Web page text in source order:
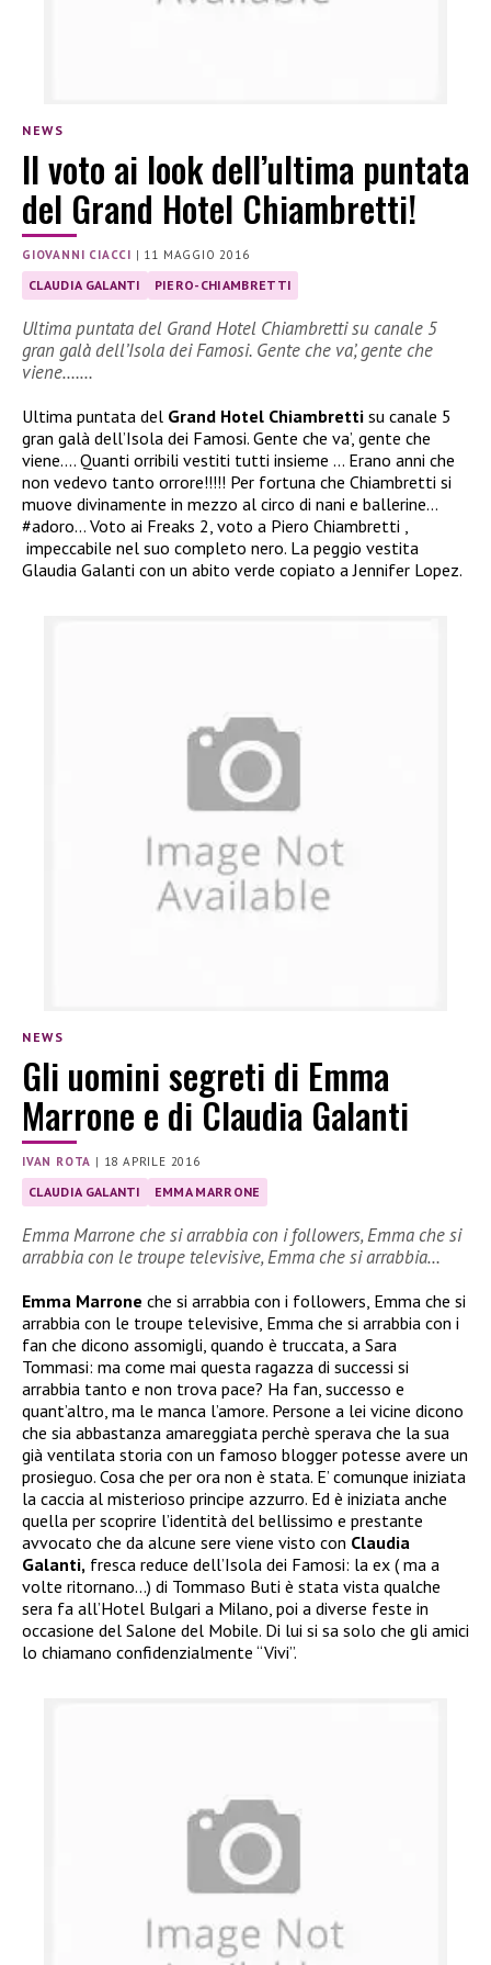
NEWS
Il voto ai look dell’ultima puntata
del Grand Hotel Chiambretti!
GIOVANNI CIACCI | 11 MAGGIO 2016
CLAUDIA GALANTI PIERO-CHIAMBRETTI
Ultima puntata del Grand Hotel Chiambretti su canale 5
gran galà dell’Isola dei Famosi. Gente che va’, gente che
viene….…
Ultima puntata del Grand Hotel Chiambretti su canale 5
gran galà dell’Isola dei Famosi. Gente che va’, gente che
viene…. Quanti orribili vestiti tutti insieme … Erano anni che
non vedevo tanto orrore!!!!! Per fortuna che Chiambretti si
muove divinamente in mezzo al circo di nani e ballerine…
#adoro… Voto ai Freaks 2, voto a Piero Chiambretti ,
impeccabile nel suo completo nero. La peggio vestita
Glaudia Galanti con un abito verde copiato a Jennifer Lopez.
NEWS
Gli uomini segreti di Emma
Marrone e di Claudia Galanti
IVAN ROTA | 18 APRILE 2016
CLAUDIA GALANTI EMMA MARRONE
Emma Marrone che si arrabbia con i followers, Emma che si
arrabbia con le troupe televisive, Emma che si arrabbia…
Emma Marrone che si arrabbia con i followers, Emma che si
arrabbia con le troupe televisive, Emma che si arrabbia con i
fan che dicono assomigli, quando è truccata, a Sara
Tommasi: ma come mai questa ragazza di successi si
arrabbia tanto e non trova pace? Ha fan, successo e
quant’altro, ma le manca l’amore. Persone a lei vicine dicono
che sia abbastanza amareggiata perchè sperava che la sua
già ventilata storia con un famoso blogger potesse avere un
prosieguo. Cosa che per ora non è stata. E’ comunque iniziata
la caccia al misterioso principe azzurro. Ed è iniziata anche
quella per scoprire l’identità del bellissimo e prestante
avvocato che da alcune sere viene visto con Claudia
Galanti, fresca reduce dell’Isola dei Famosi: la ex ( ma a
volte ritornano…) di Tommaso Buti è stata vista qualche
sera fa all’Hotel Bulgari a Milano, poi a diverse feste in
occasione del Salone del Mobile. Di lui si sa solo che gli amici
lo chiamano confidenzialmente “Vivi”.